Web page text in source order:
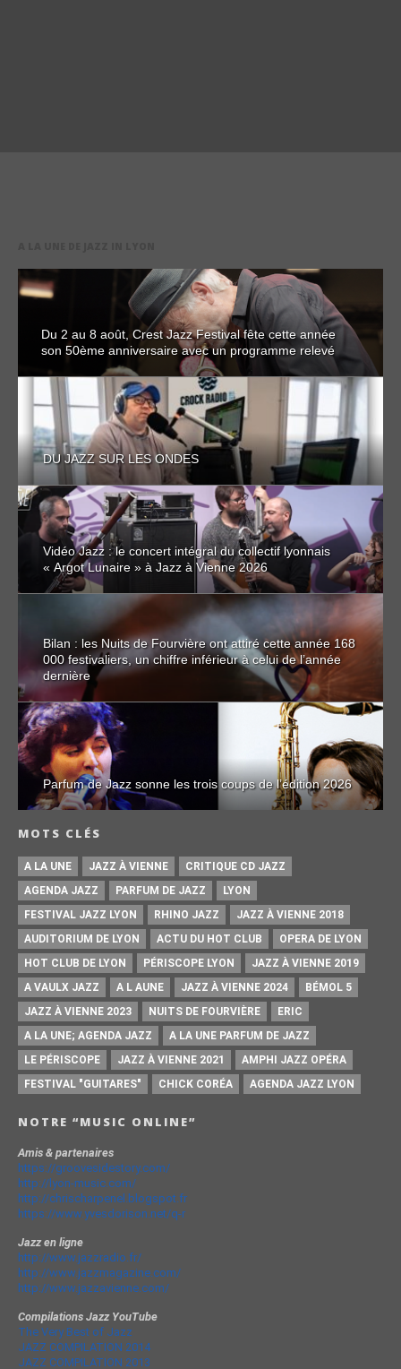
Du 2 au 8 août, Crest Jazz Festival fête cette année
son 50ème anniversaire avec un programme relevé
DU JAZZ SUR LES ONDES
Vidéo Jazz : le concert intégral du collectif lyonnais
« Argot Lunaire » à Jazz à Vienne 2026
Bilan : les Nuits de Fourvière ont attiré cette année 168
000 festivaliers, un chiffre inférieur à celui de l’année
dernière
Parfum de Jazz sonne les trois coups de l’édition 2026
MOTS CLÉS
A LA UNE JAZZ À VIENNE
CRITIQUE CD JAZZ
AGENDA JAZZ
PARFUM DE JAZZ
LYON
FESTIVAL JAZZ LYON
RHINO JAZZ
JAZZ À VIENNE 2018
AUDITORIUM DE LYON
ACTU DU HOT CLUB
OPERA DE LYON
HOT CLUB DE LYON
PÉRISCOPE LYON
JAZZ À VIENNE 2019
A VAULX JAZZ
A L AUNE JAZZ À VIENNE 2024
BÉMOL 5
JAZZ À VIENNE 2023
NUITS DE FOURVIÈRE
ERIC
A LA UNE; AGENDA JAZZ
A LA UNE PARFUM DE JAZZ
LE PÉRISCOPE
JAZZ À VIENNE 2021
AMPHI JAZZ OPÉRA
FESTIVAL "GUITARES"
CHICK CORÉA AGENDA JAZZ LYON
NOTRE “MUSIC ONLINE”
Amis & partenaires
https://groovesidestory.com/
http://lyon-music.com/
http://chrischarpenel.blogspot.fr
https://www.yvesdorison.net/q-r
Jazz en ligne
http://www.jazzradio.fr/
http://www.jazzmagazine.com/
http://www.jazzavienne.com/
Compilations Jazz YouTube
The Very Best of Jazz
JAZZ COMPILATION 2014
JAZZ COMPILATION 2013